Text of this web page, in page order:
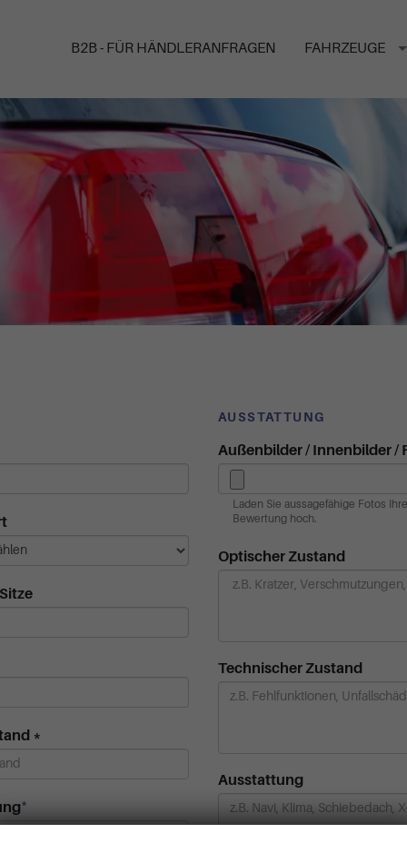
B2B - FÜR HÄNDLERANFRAGEN FAHRZEUGE
*
*
AUSSTATTUNG
Außenbilder / Innenbilder /
Laden Sie aussagefähige Fotos
Bewertung hoch.
Optischer Zustand
Technischer Zustand
Ausstattung